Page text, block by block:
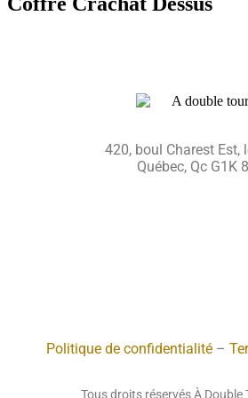
420, boul Charest Est,
Québec, Qc G1K
Politique de confidentialité–
Tous droits réservés À Double